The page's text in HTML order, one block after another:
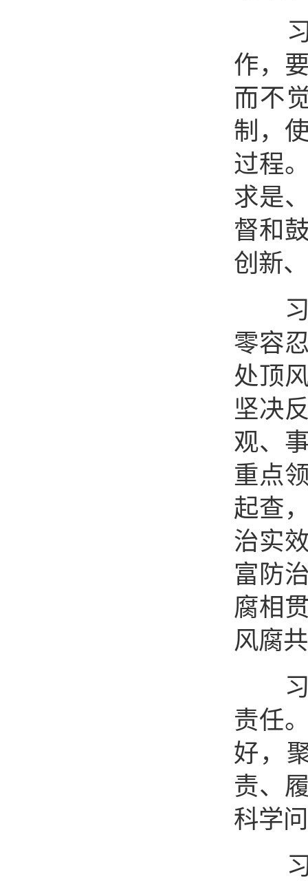
习
作，
而不
制，
过程
求是
督和
创新
习
零容
处顶
坚决
观、
重点
起查
治实
富防
腐相
风腐
习
责任
好，
责、
科学
习